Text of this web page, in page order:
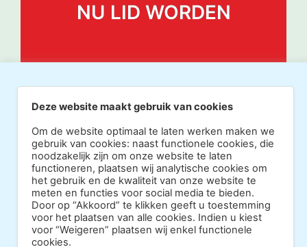
NU LID WORDEN
Copyright 2026 · Realisatie Europe Web Media ·
Vormgeving Hoenenenvandooren
Deze website maakt gebruik van cookies
Om de website optimaal te laten werken maken we
gebruik van cookies: naast functionele cookies, die
noodzakelijk zijn om onze website te laten
functioneren, plaatsen wij analytische cookies om
het gebruik en de kwaliteit van onze website te
meten en functies voor social media te bieden.
Door op “Akkoord” te klikken geeft u toestemming
voor het plaatsen van alle cookies. Indien u kiest
voor “Weigeren” plaatsen wij enkel functionele
cookies.